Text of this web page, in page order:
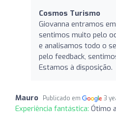
Cosmos Turismo
Giovanna entramos
sentimos muito pelo
e analisamos todo o
pelo feedback,
Estamos à disposição.
Mauro Publicado em 3
Experiência fantástica: Ótimo